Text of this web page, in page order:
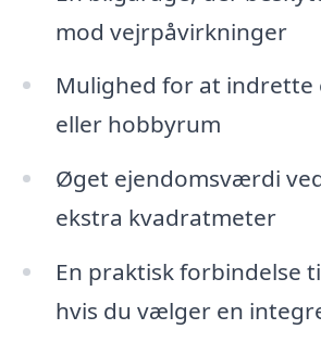
mod vejrpåvirkninger
Mulighed for at
eller hobbyrum
Øget ejendomsværdi
ekstra kvadratmeter
En praktisk forbindelse
hvis du vælger en